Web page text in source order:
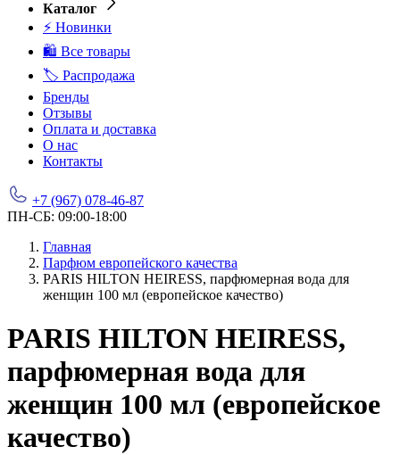
Каталог
⚡ Новинки
🛍️ Все товары
🏷️ Распродажа
Бренды
Отзывы
Оплата и доставка
О нас
Контакты
+7 (967) 078-46-87
ПН-СБ: 09:00-18:00
Главная
Парфюм европейского качества
PARIS HILTON HEIRESS, парфюмерная вода для
женщин 100 мл (европейское качество)
PARIS HILTON HEIRESS,
парфюмерная вода для
женщин 100 мл (европейское
качество)